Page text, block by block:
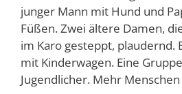
junger Mann mit Hund und
Füßen. Zwei ältere Damen,
im Karo gesteppt, plaudernd.
mit Kinderwagen. Eine
Jugendlicher. Mehr